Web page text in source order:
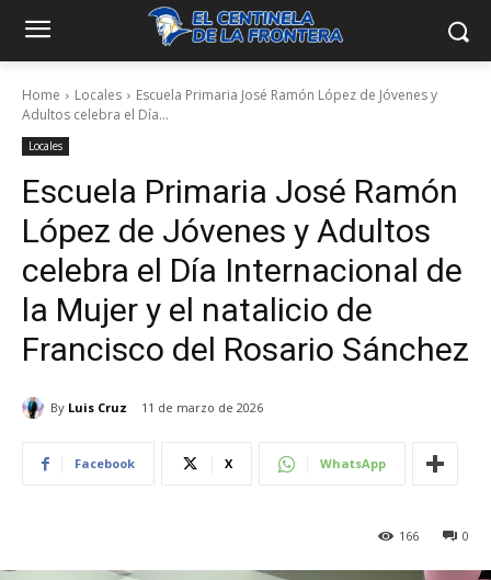
Home Locales
Escuela Primaria José Ramón López de Jóvenes y
Adultos celebra el Día...
Locales
Escuela Primaria José Ramón
López de Jóvenes y Adultos
celebra el Día Internacional de
la Mujer y el natalicio de
Francisco del Rosario Sánchez
By Luis Cruz 11 de marzo de 2026
Facebook X WhatsApp
0
166